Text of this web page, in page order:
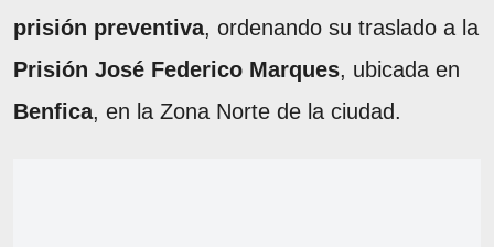
prisión preventiva, ordenando su traslado a la
Prisión José Federico Marques, ubicada en
Benfica, en la Zona Norte de la ciudad.